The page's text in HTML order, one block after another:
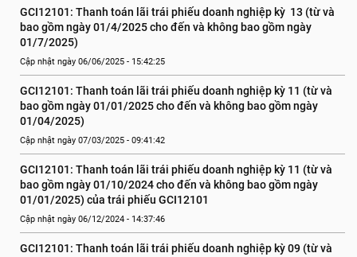
GCI12101: Thanh toán lãi trái phiếu doanh nghiệp kỳ  13 (từ và
bao gồm ngày 01/4/2025 cho đến và không bao gồm ngày
01/7/2025)
Cập nhật ngày 06/06/2025 - 15:42:25
GCI12101: Thanh toán lãi trái phiếu doanh nghiệp kỳ 11 (từ và
bao gồm ngày 01/01/2025 cho đến và không bao gồm ngày
01/04/2025)
Cập nhật ngày 07/03/2025 - 09:41:42
GCI12101: Thanh toán lãi trái phiếu doanh nghiệp kỳ 11 (từ và
bao gồm ngày 01/10/2024 cho đến và không bao gồm ngày
01/01/2025) của trái phiếu GCI12101
Cập nhật ngày 06/12/2024 - 14:37:46
GCI12101: Thanh toán lãi trái phiếu doanh nghiệp kỳ 09 (từ và